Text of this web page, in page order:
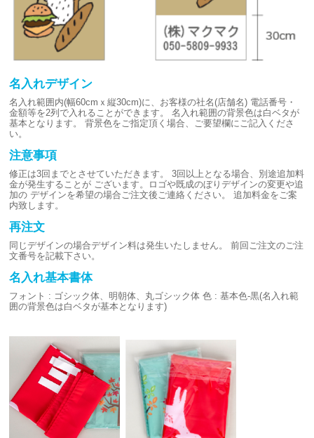
名入れデザイン
名入れ範囲内(幅60cmｘ縦30cm)に、お客様の社名(店舗名) 電話番号・
金額等を2列で入れることができます。
名入れ範囲の背景色は白ベタが
基本となります。
背景色をご指定頂く場合、ご要望欄にご記入くださ
い。
注意事項
修正は3回までとさせていただきます。
3回以上となる場合、別途追加料
金が発生することが ございます。ロゴや既成のぼりデザインの変更や追
加の デザインを希望の場合ご注文後ご連絡ください。
追加料金をご案
内致します。
再注文
同じデザインの場合デザイン料は発生いたしません。
前回ご注文のご注
文番号を記載下さい。
名入れ基本書体
フォント : ゴシック体、明朝体、丸ゴシック体 色 : 基本色-黒(名入れ範
囲の背景色は白ベタが基本となります)